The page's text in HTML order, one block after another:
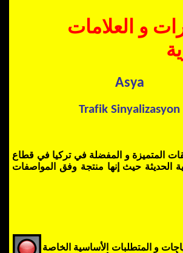
و العلامات
Asya
Trafik Sinyalizasyon
المتميزة و المفضلة في تركيا في قطاع
الحديثة حيث إنها منتجة وفق المواصفات
و المتطلبات الأساسية الخاصة